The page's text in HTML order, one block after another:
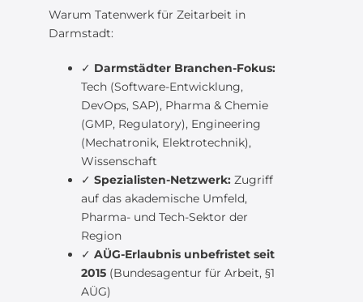
Warum Tatenwerk für Zeitarbeit in
Darmstadt:
✓ Darmstädter Branchen-Fokus:
Tech (Software-Entwicklung,
DevOps, SAP), Pharma & Chemie
(GMP, Regulatory), Engineering
(Mechatronik, Elektrotechnik),
Wissenschaft
✓ Spezialisten-Netzwerk: Zugriff
auf das akademische Umfeld,
Pharma- und Tech-Sektor der
Region
✓ AÜG-Erlaubnis unbefristet seit
2015 (Bundesagentur für Arbeit, §1
AÜG)